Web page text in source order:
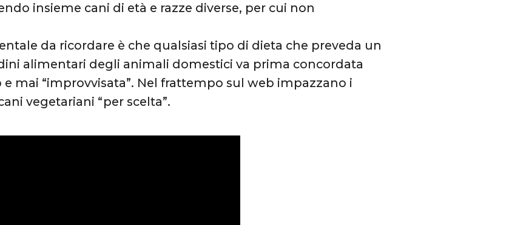
insieme cani di età e razze diverse, per cui non
da ricordare è che qualsiasi tipo di dieta che preveda un
alimentari degli animali domestici va prima concordata
mai “improvvisata”. Nel frattempo sul web impazzano i
vegetariani “per scelta”.